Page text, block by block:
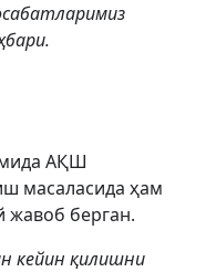
АҚШ
масаласида ҳам
жавоб берган.
кейин қилишни